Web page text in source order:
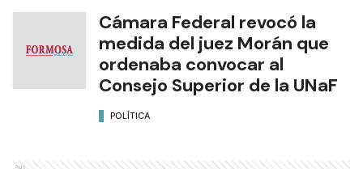
Cámara Federal revocó la
medida del juez Morán que
ordenaba convocar al
Consejo Superior de la UNaF
POLÍTICA
Ads